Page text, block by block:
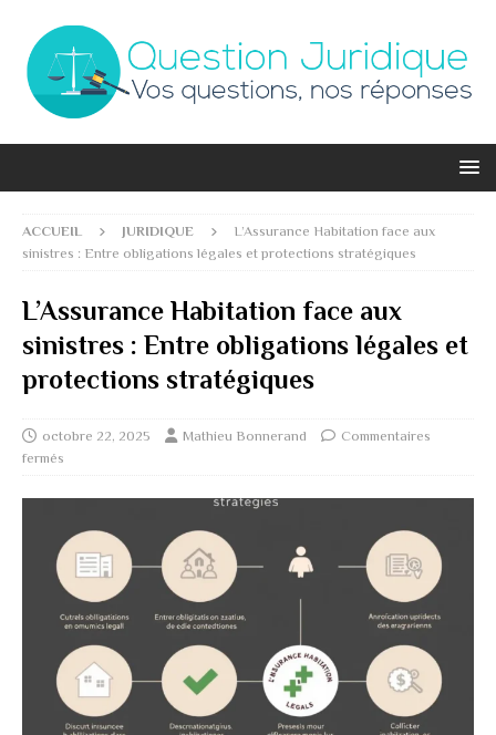
ACCUEIL JURIDIQUE
L’Assurance Habitation face aux
sinistres : Entre obligations légales et protections stratégiques
L’Assurance Habitation face aux
sinistres : Entre obligations légales et
protections stratégiques
octobre 22, 2025 Mathieu Bonnerand
Commentaires
fermés